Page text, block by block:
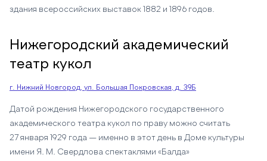
здания всероссийских выставок 1882 и 1896 годов.
Нижегородский академический
театр кукол
г. Нижний Новгород, ул. Большая Покровская, д. 39Б
Датой рождения Нижегородского государственного
академического театра кукол по праву можно считать
27 января 1929 года — именно в этот день в Доме культуры
имени Я. М. Свердлова спектаклями «Балда»